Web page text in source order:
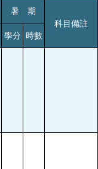
暑 期
科目備註
學分 時數